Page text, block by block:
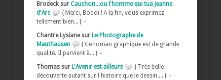
Brodeck sur Cauchon...ou l'homme qui tua Jeanne
d'Arc
{ Merci, Bodoï ! A la fin, vous exprimez
tellement bien... } –
Chantre Lysiane sur Le Photographe de
Mauthausen
{ Ce roman graphique est de grande
qualité. Il parvient à... } –
Thomas sur L'Avenir est ailleurs
{ Très belle
découverte autant sur l histoire que le dessin.... } –